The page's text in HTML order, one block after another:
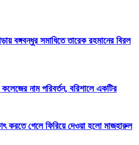
বঙ্গবন্ধুর সমাধিতে তারেক রহমানের বিরল
নাম পরিবর্তন, বরিশালে একটির
করতে গেলে ফিরিয়ে দেওয়া হলো মাজহারুল